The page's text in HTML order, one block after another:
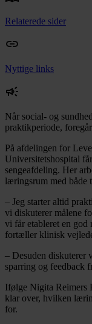
Relaterede sider
Nyttige links
Når social- og
praktikperiode,
På afdelingen for
Universitetshospital
sengeafdeling. Her
læringsrum med både
– Jeg starter altid
vi diskuterer målene
vi får etableret en
fortæller klinisk
– Desuden diskuterer
sparring og feedback
Ifølge Nigita Reimers
klar over, hvilken
for.